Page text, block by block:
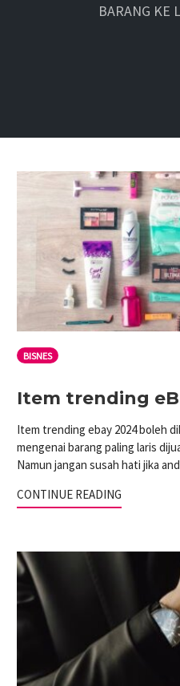
BARANG KE
BISNES
Item trending
Item trending ebay 2024 boleh
mengenai barang paling laris
Namun jangan susah hati jika
CONTINUE READING